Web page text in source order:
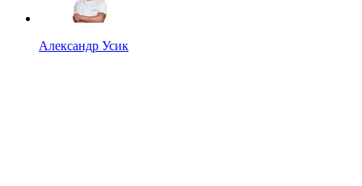
Александр Усик